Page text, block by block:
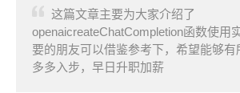
这篇文章主要为大家介绍了
openaicreateChatCompletion函数使用
要的朋友可以借鉴参考下，希望能够有
多多入步，早日升职加薪